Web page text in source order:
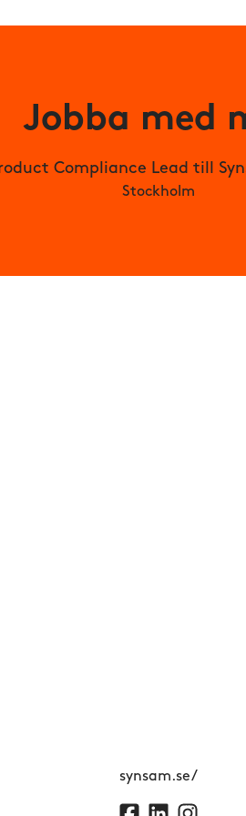
Jobba med
Compliance Lead till
Stockholm
synsam.se/